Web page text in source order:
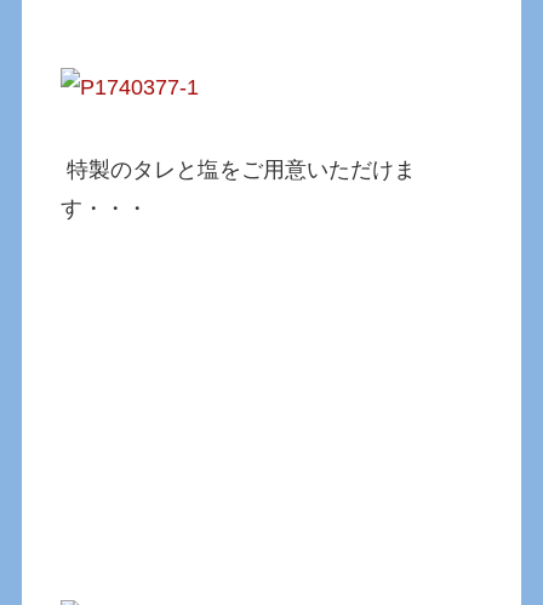
特製のタレと塩をご用意いただけま
す・・・